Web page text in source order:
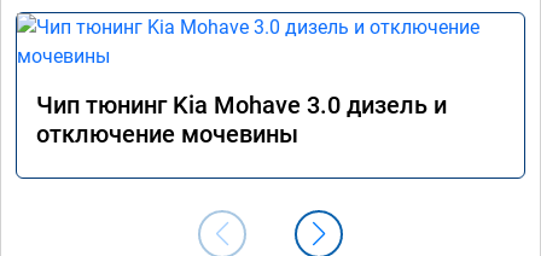
Чип тюнинг Kia Mohave 3.0 дизель и
отключение мочевины